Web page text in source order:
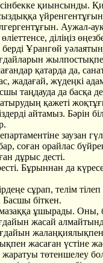
қиынсынды.
Аужал-
діліңіз
Ұрангөй
қатарда да,
жадағай, жүдеңкі
таңдауда да басқа
қажеті
айтамыз. Бәрін
заузан
соған орайлас
дұрыс десті.
Бұрыннан да
сұрап, телім
Басшы біткен.
ұшырады. Оны,
жасай
жасаған үстіне
төтеншелеу